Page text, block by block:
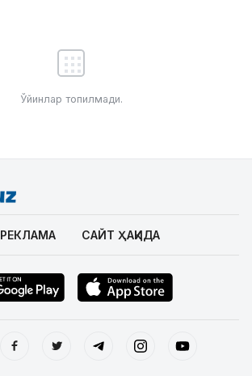
Ўйинлар топилмади.
РЕКЛАМА САЙТ ҲАҚИДА